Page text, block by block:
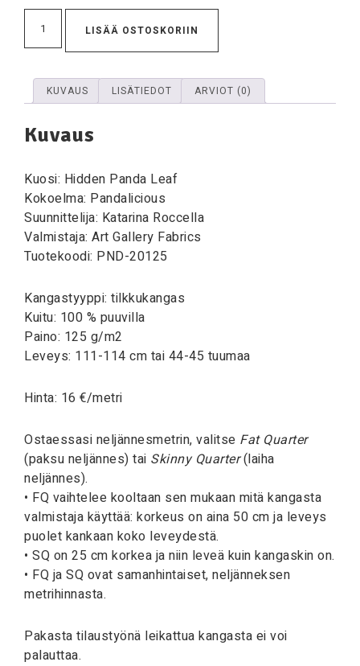
LISÄÄ OSTOSKORIIN
KUVAUS LISÄTIEDOT ARVIOT (0)
Kuvaus
Kuosi: Hidden Panda Leaf
Kokoelma: Pandalicious
Suunnittelija: Katarina Roccella
Valmistaja: Art Gallery Fabrics
Tuotekoodi: PND-20125
Kangastyyppi: tilkkukangas
Kuitu: 100 % puuvilla
Paino: 125 g/m2
Leveys: 111-114 cm tai 44-45 tuumaa
Hinta: 16 €/metri
Ostaessasi neljännesmetrin, valitse Fat Quarter
(paksu neljännes) tai Skinny Quarter(laiha
neljännes).
• FQ vaihtelee kooltaan sen mukaan mitä kangasta
valmistaja käyttää: korkeus on aina 50 cm ja leveys
puolet kankaan koko leveydestä.
• SQ on 25 cm korkea ja niin leveä kuin kangaskin on.
• FQ ja SQ ovat samanhintaiset, neljänneksen
metrihinnasta.
Pakasta tilaustyönä leikattua kangasta ei voi
palauttaa.